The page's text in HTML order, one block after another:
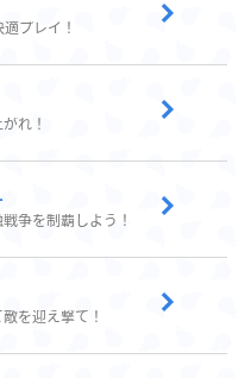
プレイ！
れ！
争を制覇しよう！
を迎え撃て！